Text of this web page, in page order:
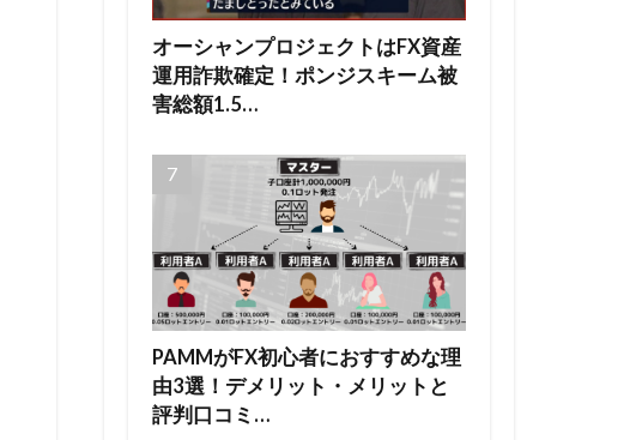
オーシャンプロジェクトはFX資産
運用詐欺確定！ポンジスキーム被
害総額1.5…
PAMMがFX初心者におすすめな理
由3選！デメリット・メリットと
評判口コミ…